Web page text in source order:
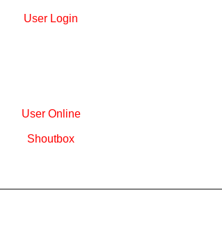
User Login
UserOnline
Shoutbox